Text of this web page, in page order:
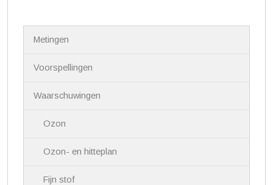
Metingen
Voorspellingen
Waarschuwingen
Ozon
Ozon- en hitteplan
Fijn stof